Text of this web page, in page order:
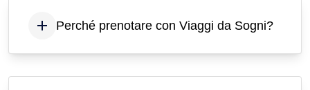
Perché prenotare con Viaggi da Sogni?